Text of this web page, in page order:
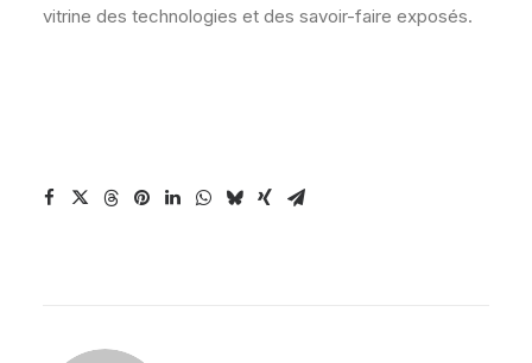
vitrine des technologies et des savoir-faire exposés.